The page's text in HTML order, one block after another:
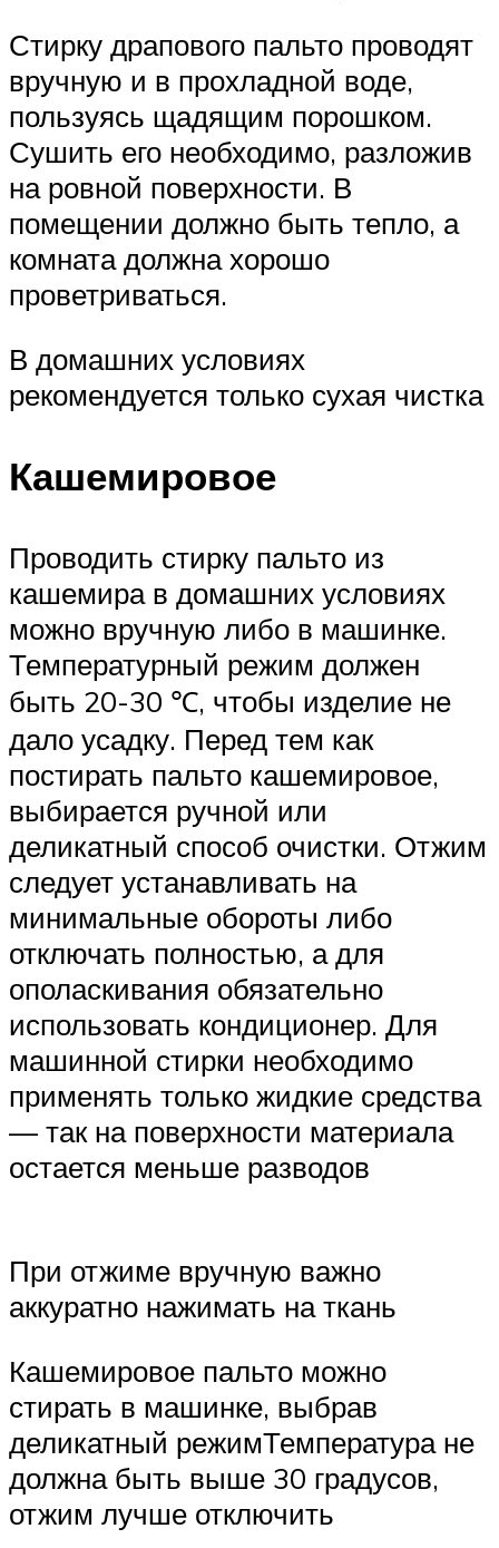
Стирку драпового пальто проводят
вручную и в прохладной воде,
пользуясь щадящим порошком.
Сушить его необходимо, разложив
на ровной поверхности. В
помещении должно быть тепло, а
комната должна хорошо
проветриваться.
В домашних условиях
рекомендуется только сухая чистка
Кашемировое
Проводить стирку пальто из
кашемира в домашних условиях
можно вручную либо в машинке.
Температурный режим должен
быть 20-30 ℃, чтобы изделие не
дало усадку. Перед тем как
постирать пальто кашемировое,
выбирается ручной или
деликатный способ очистки. Отжим
следует устанавливать на
минимальные обороты либо
отключать полностью, а для
ополаскивания обязательно
использовать кондиционер. Для
машинной стирки необходимо
применять только жидкие средства
— так на поверхности материала
остается меньше разводов
При отжиме вручную важно
аккуратно нажимать на ткань
Кашемировое пальто можно
стирать в машинке, выбрав
деликатный режимТемпература не
должна быть выше 30 градусов,
отжим лучше отключить